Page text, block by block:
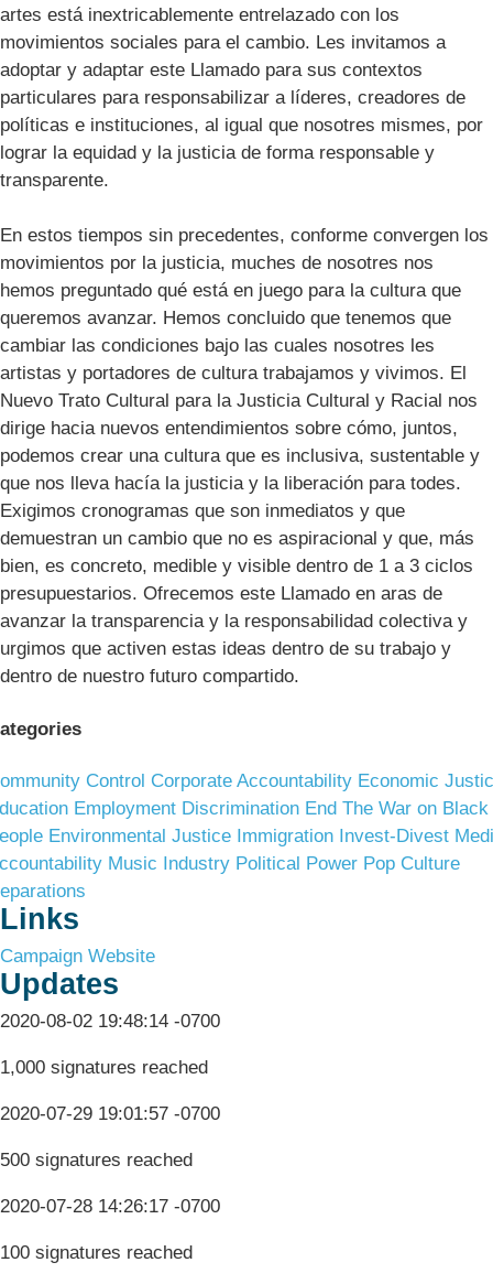
artes está inextricablemente entrelazado con los
movimientos sociales para el cambio. Les invitamos a
adoptar y adaptar este Llamado para sus contextos
particulares para responsabilizar a líderes, creadores de
políticas e instituciones, al igual que nosotres mismes, por
lograr la equidad y la justicia de forma responsable y
transparente.
En estos tiempos sin precedentes, conforme convergen los
movimientos por la justicia, muches de nosotres nos
hemos preguntado qué está en juego para la cultura que
queremos avanzar. Hemos concluido que tenemos que
cambiar las condiciones bajo las cuales nosotres les
artistas y portadores de cultura trabajamos y vivimos. El
Nuevo Trato Cultural para la Justicia Cultural y Racial nos
dirige hacia nuevos entendimientos sobre cómo, juntos,
podemos crear una cultura que es inclusiva, sustentable y
que nos lleva hacía la justicia y la liberación para todes.
Exigimos cronogramas que son inmediatos y que
demuestran un cambio que no es aspiracional y que, más
bien, es concreto, medible y visible dentro de 1 a 3 ciclos
presupuestarios. Ofrecemos este Llamado en aras de
avanzar la transparencia y la responsabilidad colectiva y
urgimos que activen estas ideas dentro de su trabajo y
dentro de nuestro futuro compartido.
Control Corporate Accountability Economic
Employment Discrimination End The War on Black
Environmental Justice Immigration Invest-Divest
Music Industry Political Power Pop Culture
Links
Campaign Website
Updates
2020-08-02 19:48:14 -0700
1,000 signatures reached
2020-07-29 19:01:57 -0700
500 signatures reached
2020-07-28 14:26:17 -0700
100 signatures reached